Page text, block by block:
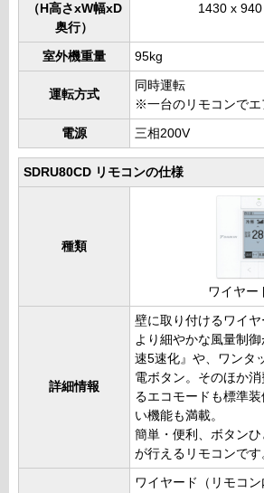
（H高さxW幅xD
奥行）
1430 x
室外機重量 95kg
運転方式
同時運転
※一台のリモコンでエ
電源 三相200V
SDRU80CD リモコンの仕様
種類
ワイヤー
詳細情報
壁に取り付けるワイヤ
より細やかな風量制
速5速化』や、ワンタ
電ボタン。そのほか
るエコモードも標準
い機能も満載。
簡単・便利、ボタン
が行えるリモコンです
ワイヤード（リモコ